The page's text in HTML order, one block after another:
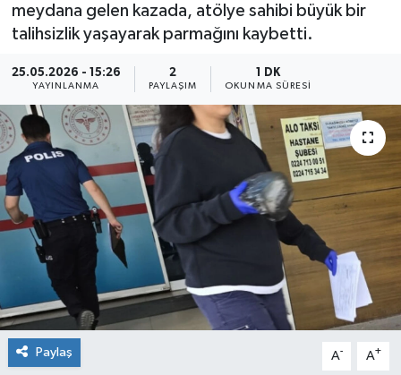
meydana gelen kazada, atölye sahibi büyük bir
talihsizlik yaşayarak parmağını kaybetti.
25.05.2026 - 15:26
YAYINLANMA
2
PAYLAŞIM
1 DK
OKUNMA SÜRESI
Paylaş A- A+
Magazin
Sağlık
Siyaset
Spor
Teknoloji
Türkiye
Haber Arşivi